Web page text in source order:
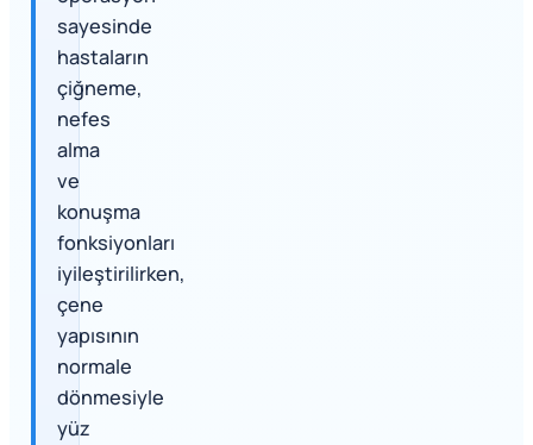
sayesinde
hastaların
çiğneme,
nefes
alma
ve
konuşma
fonksiyonları
iyileştirilirken,
çene
yapısının
normale
dönmesiyle
yüz